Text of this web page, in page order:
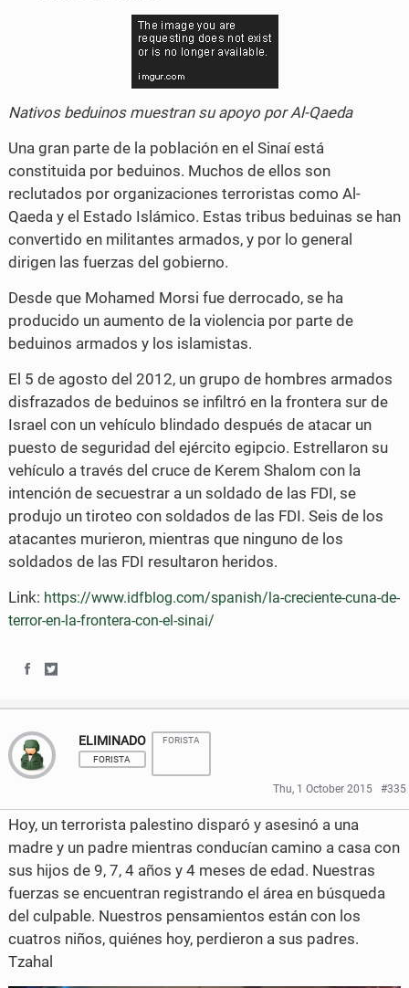
Nativos beduinos muestran su apoyo por Al-Qaeda
Una gran parte de la población en el Sinaí está
constituida por beduinos. Muchos de ellos son
reclutados por organizaciones terroristas como Al-
Qaeda y el Estado Islámico. Estas tribus beduinas se han
convertido en militantes armados, y por lo general
dirigen las fuerzas del gobierno.
Desde que Mohamed Morsi fue derrocado, se ha
producido un aumento de la violencia por parte de
beduinos armados y los islamistas.
El 5 de agosto del 2012, un grupo de hombres armados
disfrazados de beduinos se infiltró en la frontera sur de
Israel con un vehículo blindado después de atacar un
puesto de seguridad del ejército egipcio. Estrellaron su
vehículo a través del cruce de Kerem Shalom con la
intención de secuestrar a un soldado de las FDI, se
produjo un tiroteo con soldados de las FDI. Seis de los
atacantes murieron, mientras que ninguno de los
soldados de las FDI resultaron heridos.
Link: https://www.idfblog.com/spanish/la-creciente-cuna-de-
terror-en-la-frontera-con-el-sinai/
h
a
r
e
o
n
F
a
c
h
a
r
e
o
n
T
w
i
ELIMINADO
FORISTA
FORISTA
Thu, 1 October 2015 #335
Hoy, un terrorista palestino disparó y asesinó a una
madre y un padre mientras conducían camino a casa con
sus hijos de 9, 7, 4 años y 4 meses de edad. Nuestras
fuerzas se encuentran registrando el área en búsqueda
del culpable. Nuestros pensamientos están con los
cuatros niños, quiénes hoy, perdieron a sus padres.
Tzahal